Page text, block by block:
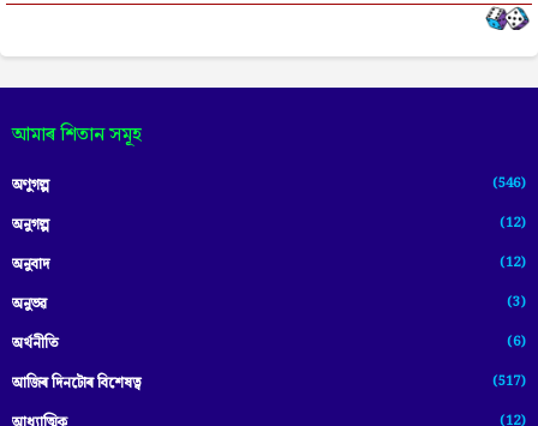
আমাৰ শিতান সমূহ
অণুগল্প (546)
অনুগল্প (12)
অনুবাদ (12)
অনুভৱ (3)
অৰ্থনীতি (6)
আজিৰ দিনটোৰ বিশেষত্ব (517)
(12)